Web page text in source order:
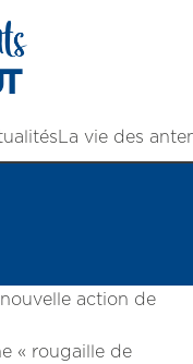
La vie des
action de
« rougaille de